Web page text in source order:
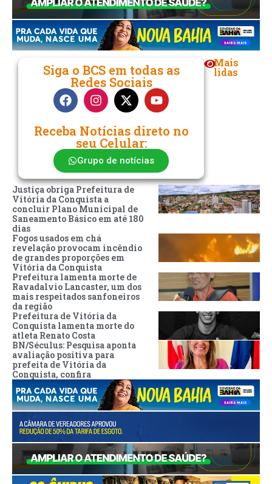
Siga o BCS em todas as
Redes Sociais
Receba Notícias direto no
seu Celular:
Grupo de notícias
Mais
lidas
Justiça obriga Prefeitura de
Vitória da Conquista a
concluir Plano Municipal de
Saneamento Básico em até 180
dias
Fogos usados em chá
revelação provocam incêndio
de grandes proporções em
Vitória da Conquista
Prefeitura lamenta morte de
Ravadalvio Lancaster, um dos
mais respeitados sanfoneiros
da região
Prefeitura de Vitória da
Conquista lamenta morte do
atleta Renato Costa
BN/Séculus: Pesquisa aponta
avaliação positiva para
prefeita de Vitória da
Conquista, confira